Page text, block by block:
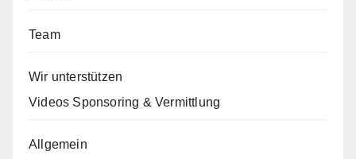
Team
Wir unterstützen
Videos Sponsoring & Vermittlung
Allgemein